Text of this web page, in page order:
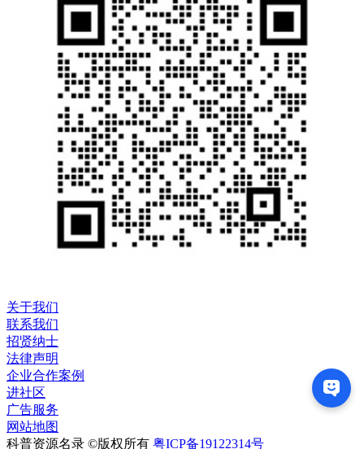
关于我们
联系我们
招贤纳士
法律声明
企业合作案例
进社区
广告服务
网站地图
科普资源名录 ©版权所有 粤ICP备19122314号